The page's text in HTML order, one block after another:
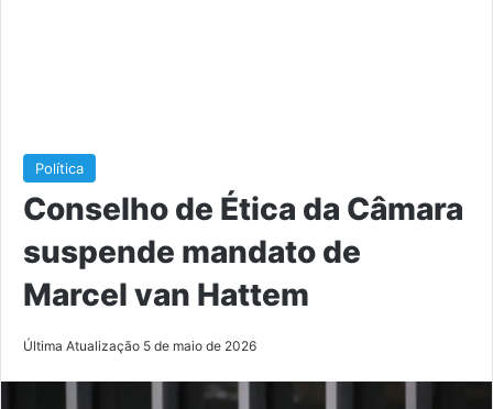
Política
Conselho de Ética da Câmara
suspende mandato de
Marcel van Hattem
Última Atualização 5 de maio de 2026